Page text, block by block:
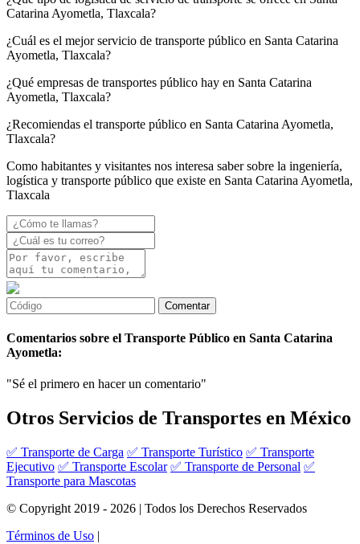
Catarina Ayometla, Tlaxcala?
¿Cuál es el mejor servicio de transporte público en Santa Catarina
Ayometla, Tlaxcala?
¿Qué empresas de transportes público hay en Santa Catarina
Ayometla, Tlaxcala?
¿Recomiendas el transporte público en Santa Catarina Ayometla,
Tlaxcala?
Como habitantes y visitantes nos interesa saber sobre la ingeniería,
logística y transporte público que existe en Santa Catarina Ayometla,
Tlaxcala
Comentarios sobre el Transporte Público en Santa Catarina
Ayometla:
"Sé el primero en hacer un comentario"
Otros Servicios de Transportes en México
✅ Transporte de Carga ✅ Transporte Turístico ✅ Transporte
Ejecutivo ✅ Transporte Escolar ✅ Transporte de Personal ✅
Transporte para Mascotas
© Copyright 2019 - 2026 | Todos los Derechos Reservados
Términos de Uso |